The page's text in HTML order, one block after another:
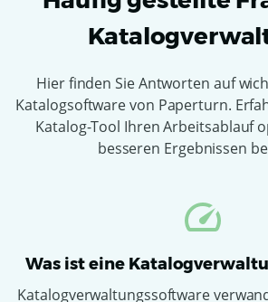
Hier finden Sie Antworten auf
Katalogsoftware von Paperturn.
Katalog-Tool Ihren Arbeitsablauf
besseren Ergebnissen
Was ist eine
Katalogverwaltungssoftware